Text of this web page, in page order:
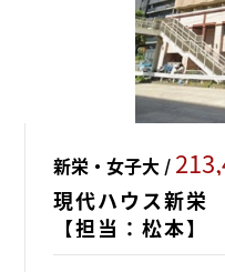
新栄・女子大 /
現代ハウス新
【担当：松本】